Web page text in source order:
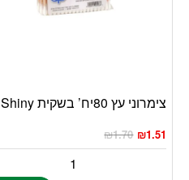
צימרוני עץ 80יח’ בשקית Shiny
₪1.70 ₪1.51